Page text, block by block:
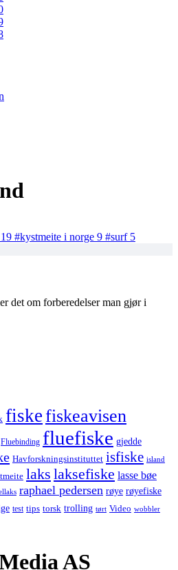
19 #kystmeite i norge 9 #surf 5
det om forberedelser man gjør i
fiskefiskeavisen
Fluebinding fluefiske gjedde
Havforskningsinstituttet isfiske island
laks laksefiske lasse bøe
raphael pedersen røye røyefiske
test tips torsk trolling tørt Video wobbler
AS